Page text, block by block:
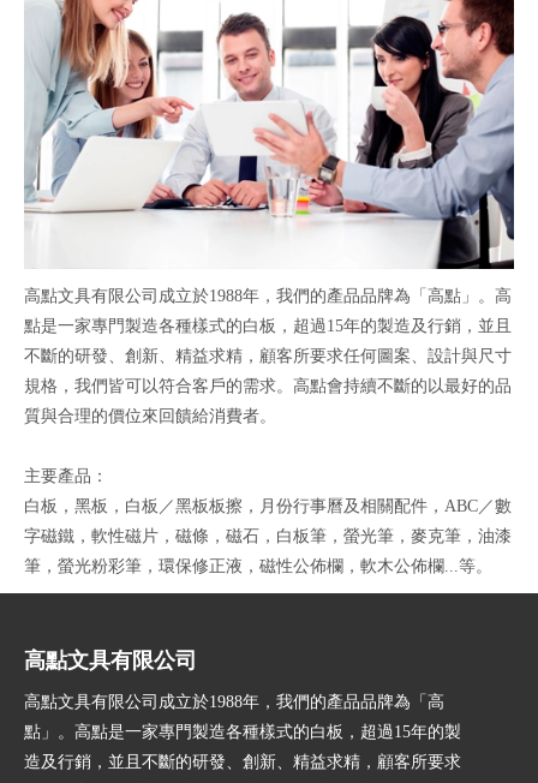
高點文具有限公司成立於1988年，我們的產品品牌為「高點」。高
點是一家專門製造各種樣式的白板，超過15年的製造及行銷，並且
不斷的研發、創新、精益求精，顧客所要求任何圖案、設計與尺寸
規格，我們皆可以符合客戶的需求。高點會持續不斷的以最好的品
質與合理的價位來回饋給消費者。
主要產品：
白板，黑板，白板／黑板板擦，月份行事曆及相關配件，ABC／數
字磁鐵，軟性磁片，磁條，磁石，白板筆，螢光筆，麥克筆，油漆
筆，螢光粉彩筆，環保修正液，磁性公佈欄，軟木公佈欄...等。
高點文具有限公司
高點文具有限公司成立於1988年，我們的產品品牌為「高
點」。高點是一家專門製造各種樣式的白板，超過15年的製
造及行銷，並且不斷的研發、創新、精益求精，顧客所要求